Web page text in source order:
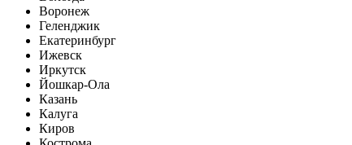
Воронеж
Геленджик
Екатеринбург
Ижевск
Иркутск
Йошкар-Ола
Казань
Калуга
Киров